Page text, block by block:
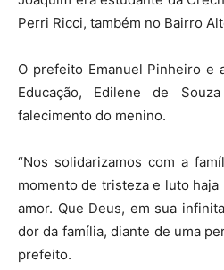
Perri Ricci, também no Bairro
O prefeito Emanuel Pinheiro e
Educação, Edilene de
falecimento do menino.
“Nos solidarizamos com a
momento de tristeza e luto
amor. Que Deus, em sua
dor da família, diante de uma
prefeito.